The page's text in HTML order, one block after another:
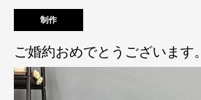
制作
ご婚約おめでとうございます。